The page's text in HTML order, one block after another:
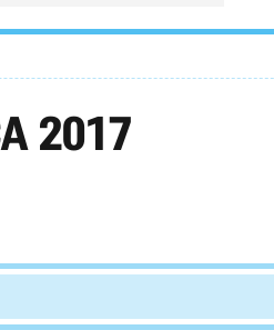
2017